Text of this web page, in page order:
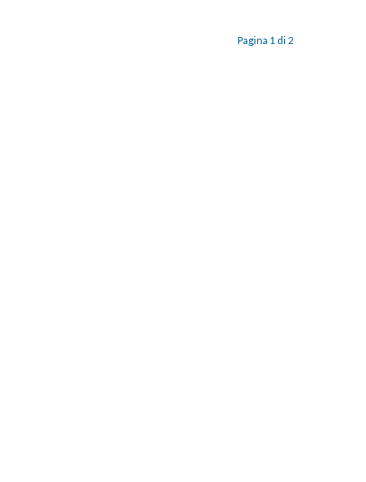
Pagina 1 di 2